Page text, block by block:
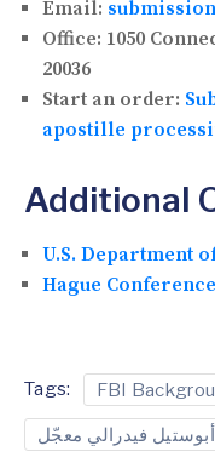
Email:
Office: 1050
20036
Start an order:
apostille
Additional
U.S. Department
Hague
Tags: FBI
أبوستيل فيدرالي معجّل